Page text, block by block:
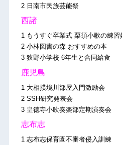
2 日南市民族芸能祭
西諸
1 もうすぐ卒業式 栗須小歌の練習
2 小林図書の森 おすすめの本
3 狭野小学校 6年生と合同給食
鹿児島
1 大相撲境川部屋入門激励会
2 SSH研究発表会
3 皇徳寺小吹奏楽部定期演奏会
志布志
1 志布志保育園不審者侵入訓練